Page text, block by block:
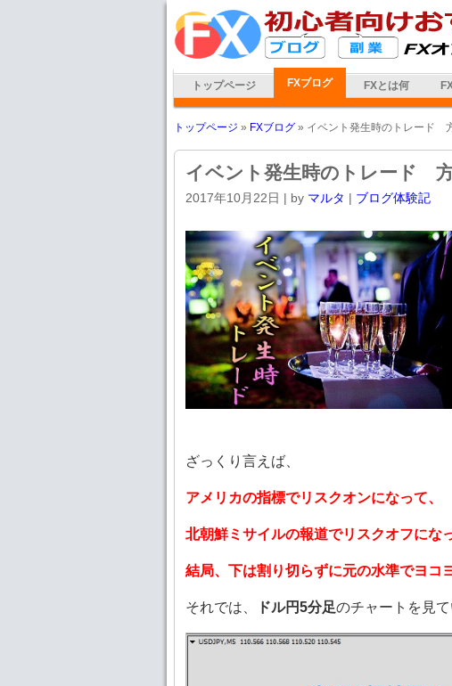
トップページ FXブログ FXとは何
トップページ » FXブログ » イベント発生時のトレード
イベント発生時のトレード
2017年10月22日 | by マルタ | ブログ体験記
ざっくり言えば、
アメリカの指標でリスクオンになって、
北朝鮮ミサイルの報道でリスクオフにな
結局、下は割り切らずに元の水準でヨコ
それでは、 ドル円5分足のチャートを見て